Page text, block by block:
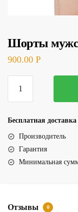
Шорты
900.00 Р
товара
мужские
Бесплатная
Производитель
Гарантия
Минимальная
Отзывы 0